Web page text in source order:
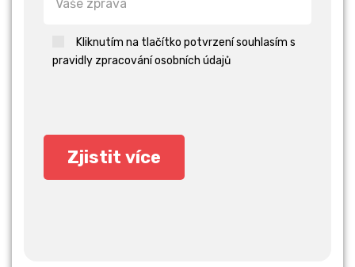
Kliknutím na tlačítko potvrzení souhlasím s
pravidly zpracování osobních údajů